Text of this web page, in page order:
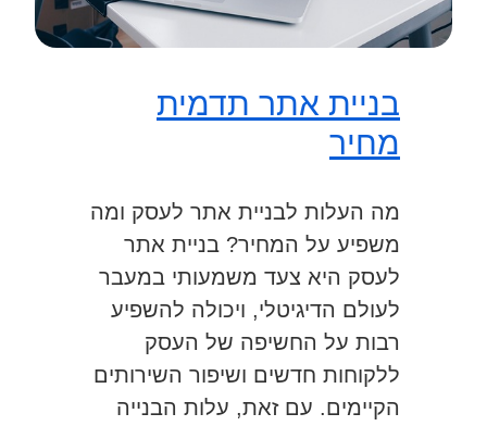
בניית אתר תדמית
מחיר
מה העלות לבניית אתר לעסק ומה
משפיע על המחיר? בניית אתר
לעסק היא צעד משמעותי במעבר
לעולם הדיגיטלי, ויכולה להשפיע
רבות על החשיפה של העסק
ללקוחות חדשים ושיפור השירותים
הקיימים. עם זאת, עלות הבנייה